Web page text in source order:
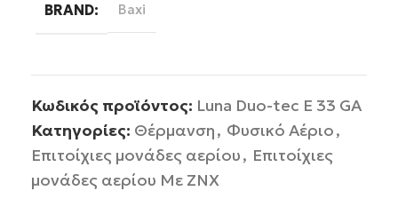
BRAND Baxi
Κωδικός προϊόντος: Luna Duo-tec E 33 GA
Κατηγορίες: Θέρμανση, Φυσικό Αέριο,
Επιτοίχιες μονάδες αερίου, Επιτοίχιες
μονάδες αερίου Με ΖΝΧ